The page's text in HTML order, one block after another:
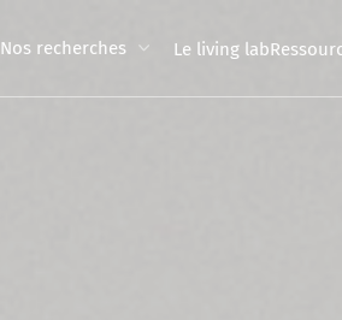
Nos recherches Le living lab